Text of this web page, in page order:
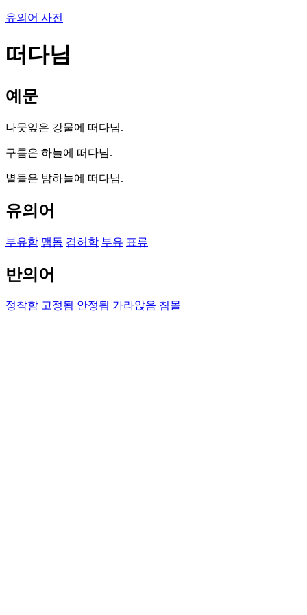
유의어 사전
떠다님
예문
나뭇잎은 강물에 떠다님.
구름은 하늘에 떠다님.
별들은 밤하늘에 떠다님.
유의어
부유함 맴돔 겸허함 부유 표류
반의어
정착함 고정됨 안정됨 가라앉음 침몰